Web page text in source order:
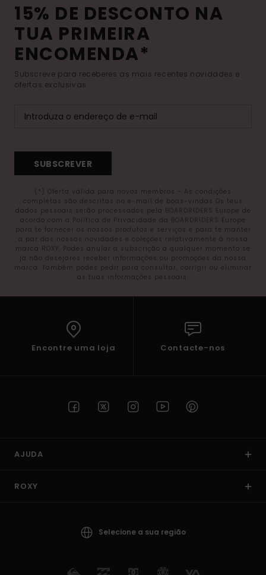
15% DE DESCONTO NA
TUA PRIMEIRA
ENCOMENDA*
Subscreve para receberes as mais recentes novidades e
ofertas exclusivas.
SUBSCREVER
(*) Oferta válida para novos membros - As condições
completas são descritas no e-mail de boas-vindas Os teus
dados pessoais serão processados pela BOARDRIDERS Europe de
acordo com a Política de Privacidade da BOARDRIDERS Europe
para te fornecer os nossos produtos e serviços e para te manter
a par das nossas novidades e coleções relativamente à nossa
marca ROXY. Podes anular a subscrição a qualquer momento se
já não desejares receber informações ou promoções da nossa
marca. Também podes pedir para consultar, corrigir ou eliminar
as tuas informações pessoais.
Encontre uma loja Contacte-nos
AJUDA
ROXY
Selecione a sua região